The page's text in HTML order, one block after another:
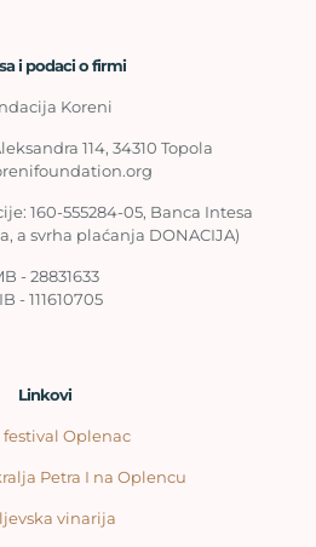
i podaci o firmi
Koreni
114, 34310 Topola
160-555284-05, Banca Intesa
a svrha plaćanja DONACIJA)
- 28831633
- 111610705
Linkovi
festival Oplenac
Petra I na Oplencu
vinarija